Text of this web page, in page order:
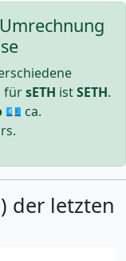
Umrechnung
fürsETH istSETH.
💶 ca.
der letzten